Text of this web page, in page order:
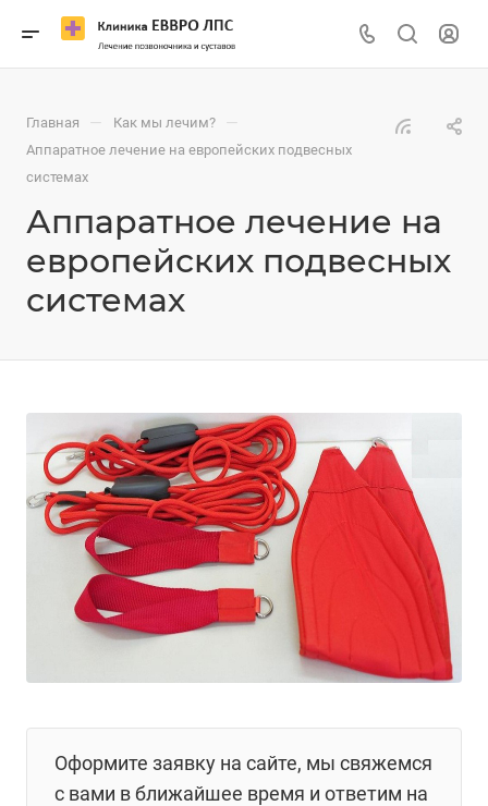
Главная — Как мы лечим? —
Аппаратное лечение на европейских подвесных
системах
Аппаратное лечение на
европейских подвесных
системах
Оформите заявку на сайте, мы свяжемся
с вами в ближайшее время и ответим на